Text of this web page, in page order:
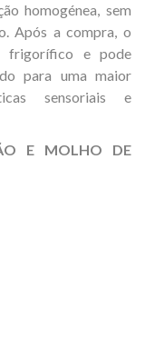
homogénea, sem
Após a compra, o
frigorífico e pode
para uma maior
sensoriais e
E MOLHO DE